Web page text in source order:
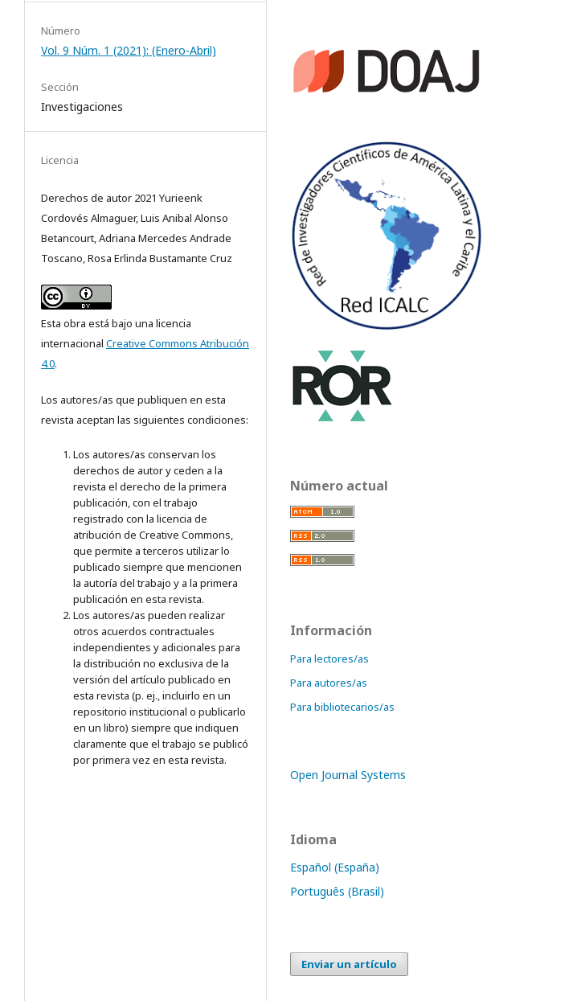
Número
Vol. 9 Núm. 1 (2021): (Enero-Abril)
Sección
Investigaciones
Licencia
Derechos de autor 2021 Yurieenk
Cordovés Almaguer, Luis Anibal Alonso
Betancourt, Adriana Mercedes Andrade
Toscano, Rosa Erlinda Bustamante Cruz
Esta obra está bajo una licencia
internacional Creative Commons Atribución
4.0.
Los autores/as que publiquen en esta
revista aceptan las siguientes condiciones:
Los autores/as conservan los
derechos de autor y ceden a la
revista el derecho de la primera
publicación, con el trabajo
registrado con la licencia de
atribución de Creative Commons,
que permite a terceros utilizar lo
publicado siempre que mencionen
la autoría del trabajo y a la primera
publicación en esta revista.
Los autores/as pueden realizar
otros acuerdos contractuales
independientes y adicionales para
la distribución no exclusiva de la
versión del artículo publicado en
esta revista (p. ej., incluirlo en un
repositorio institucional o publicarlo
en un libro) siempre que indiquen
claramente que el trabajo se publicó
por primera vez en esta revista.
Número actual
Información
Para lectores/as
Para autores/as
Para bibliotecarios/as
Open Journal Systems
Idioma
Español (España)
Português (Brasil)
Enviar un artículo